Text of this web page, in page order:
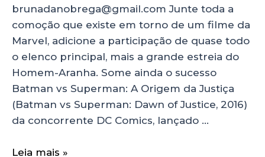
brunadanobrega@gmail.com Junte toda a
comoção que existe em torno de um filme da
Marvel, adicione a participação de quase todo
o elenco principal, mais a grande estreia do
Homem-Aranha. Some ainda o sucesso
Batman vs Superman: A Origem da Justiça
(Batman vs Superman: Dawn of Justice, 2016)
da concorrente DC Comics, lançado …
Leia mais »